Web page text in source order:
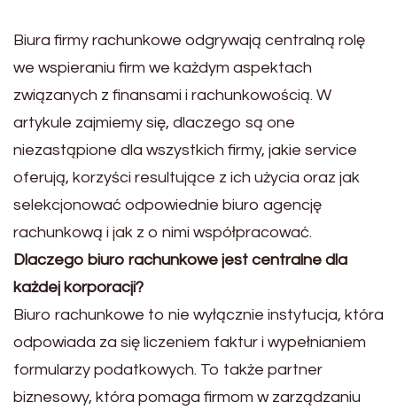
Biura firmy rachunkowe odgrywają centralną rolę
we wspieraniu firm we każdym aspektach
związanych z finansami i rachunkowością. W
artykule zajmiemy się, dlaczego są one
niezastąpione dla wszystkich firmy, jakie service
oferują, korzyści resultujące z ich użycia oraz jak
selekcjonować odpowiednie biuro agencję
rachunkową i jak z o nimi współpracować.
Dlaczego biuro rachunkowe jest centralne dla
każdej korporacji?
Biuro rachunkowe to nie wyłącznie instytucja, która
odpowiada za się liczeniem faktur i wypełnianiem
formularzy podatkowych. To także partner
biznesowy, która pomaga firmom w zarządzaniu